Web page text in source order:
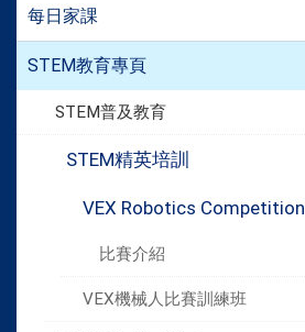
每日家課
STEM教育專頁
STEM普及教育
STEM精英培訓
VEX Robotics Competition
比賽介紹
VEX機械人比賽訓練班